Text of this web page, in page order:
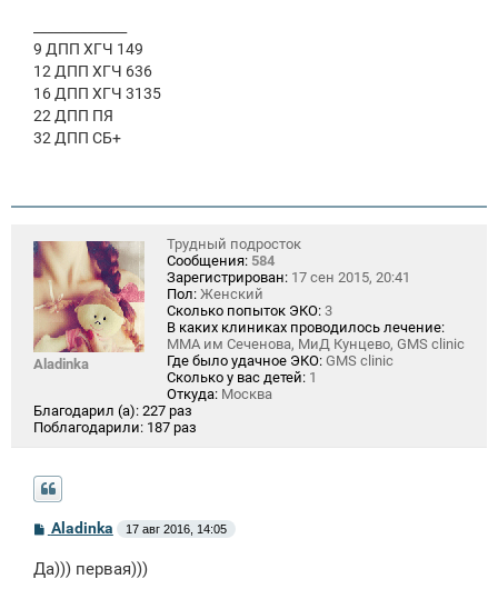
9 ДПП ХГЧ 149
12 ДПП ХГЧ 636
16 ДПП ХГЧ 3135
22 ДПП ПЯ
32 ДПП СБ+
Aladinka
Трудный подросток
Сообщения: 584
Зарегистрирован: 17 сен 2015, 20:41
Пол: Женский
Сколько попыток ЭКО: 3
В каких клиниках проводилось лечение:
ММА им Сеченова, МиД Кунцево, GMS clinic
Где было удачное ЭКО: GMS clinic
Сколько у вас детей: 1
Откуда: Москва
Благодарил (а): 227 раз
Поблагодарили: 187 раз
С
б
Aladinka 17 авг 2016, 14:05
Да))) первая)))